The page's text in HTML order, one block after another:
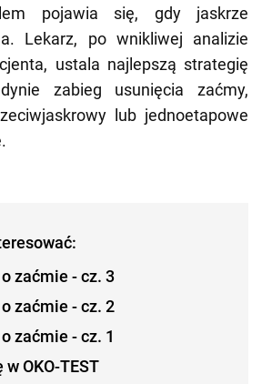
pojawia się, gdy jaskrze
Lekarz, po wnikliwej analizie
ustala najlepszą strategię
zabieg usunięcia zaćmy,
lub jednoetapowe
zaćmie - cz. 3
zaćmie - cz. 2
zaćmie - cz. 1
OKO-TEST